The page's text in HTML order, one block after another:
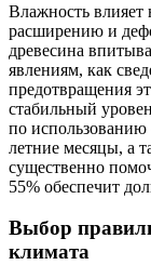
Влажность
расширению и
древесина
явлениям, как
предотвращения
стабильный
по использованию
летние месяцы, а
существенно
55% обеспечит
Выбор
климата